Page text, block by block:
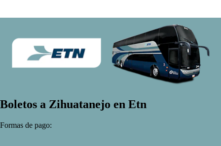
Boletos a Zihuatanejo en Etn
Formas de pago: